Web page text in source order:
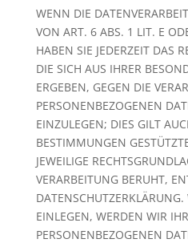
WENN DIE
VON ART. 6 ABS. 1 LIT. E
HABEN SIE JEDERZEIT DAS
DIE SICH AUS IHRER
ERGEBEN, GEGEN DIE
PERSONENBEZOGENEN
EINZULEGEN; DIES GILT
BESTIMMUNGEN
JEWEILIGE
VERARBEITUNG BERUHT,
EINLEGEN, WERDEN WIR
PERSONENBEZOGENEN